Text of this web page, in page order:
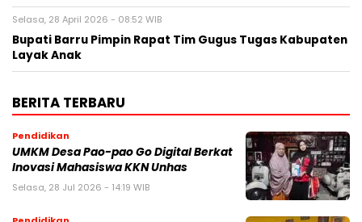
Selasa, 28 April 2026 - 08:52 WIB
Bupati Barru Pimpin Rapat Tim Gugus Tugas Kabupaten
Layak Anak
BERITA TERBARU
Pendidikan
UMKM Desa Pao-pao Go Digital Berkat
Inovasi Mahasiswa KKN Unhas
Selasa, 28 Jul 2026 - 14:19 WIB